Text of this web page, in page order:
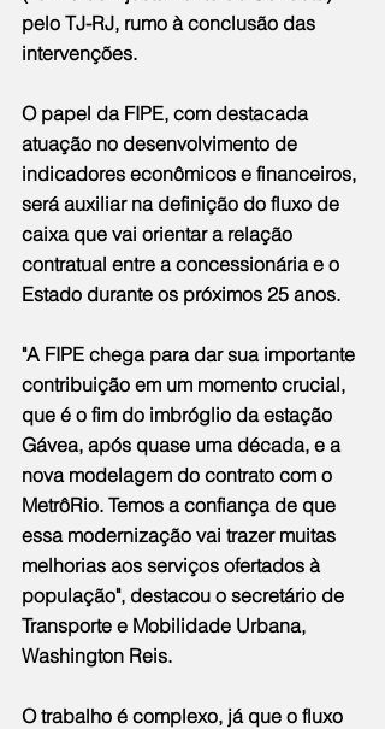
pelo TJ-RJ, rumo à conclusão das
intervenções.
O papel da FIPE, com destacada
atuação no desenvolvimento de
indicadores econômicos e financeiros,
será auxiliar na definição do fluxo de
caixa que vai orientar a relação
contratual entre a concessionária e o
Estado durante os próximos 25 anos.
"A FIPE chega para dar sua importante
contribuição em um momento crucial,
que é o fim do imbróglio da estação
Gávea, após quase uma década, e a
nova modelagem do contrato com o
MetrôRio. Temos a confiança de que
essa modernização vai trazer muitas
melhorias aos serviços ofertados à
população", destacou o secretário de
Transporte e Mobilidade Urbana,
Washington Reis.
O trabalho é complexo, já que o fluxo